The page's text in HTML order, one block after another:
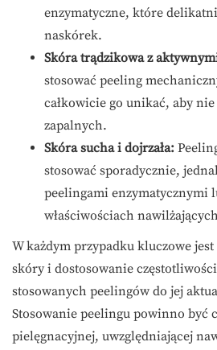
enzymatyczne, które
naskórek.
Skóra trądzikowa z
stosować peeling
całkowicie go unikać, aby nie
zapalnych.
Skóra sucha i dojrzała:
stosować sporadycznie,
peelingami enzymatycznymi
właściwościach
W każdym przypadku kluczowe
skóry i dostosowanie
stosowanych peelingów do jej
Stosowanie peelingu powinno być
pielęgnacyjnej, uwzględniającej